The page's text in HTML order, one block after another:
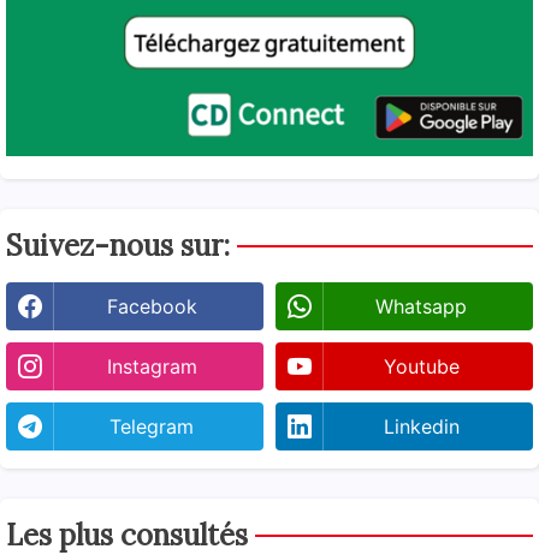
Suivez-nous sur:
Facebook Whatsapp
Instagram Youtube
Telegram Linkedin
Les plus consultés